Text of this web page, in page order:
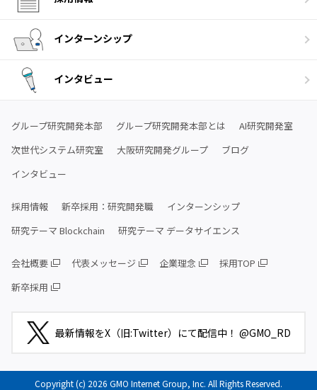
インターンシップ
インタビュー
グループ研究開発本部 グループ研究開発本部とは
AI研究開発室
次世代システム研究室
大阪研究開発グループ
ブログ
インタビュー
採用情報 新卒採用：研究開発職
インターンシップ
研究テーマ Blockchain
研究テーマ データサイエンス
会社概要 代表メッセージ 企業理念
採用TOP
新卒採用
最新情報をX（旧:Twitter）にて配信中！ @GMO_RD
Copyright (c) 2026 GMO Internet Group, Inc. All Rights Reserved.